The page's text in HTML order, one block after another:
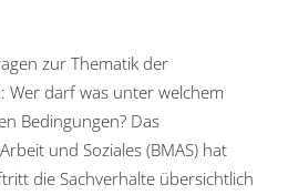
zur Thematik der
Wer darf was unter welchem
Bedingungen? Das
und Soziales (BMAS) hat
die Sachverhalte übersichtlich